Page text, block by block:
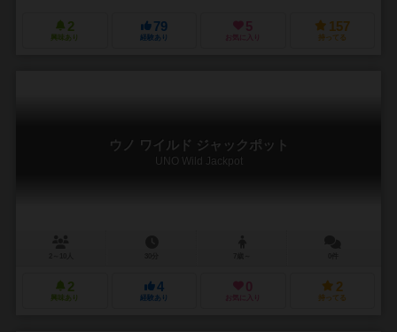
2
興味あり
79
経験あり
5
お気に入り
157
持ってる
ウノ ワイルド ジャックポット
UNO Wild Jackpot
2
興味あり
4
経験あり
0
お気に入り
2
持ってる